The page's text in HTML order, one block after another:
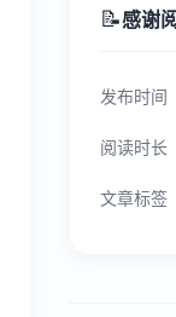
📝感谢
发布时间
阅读时长
文章标签